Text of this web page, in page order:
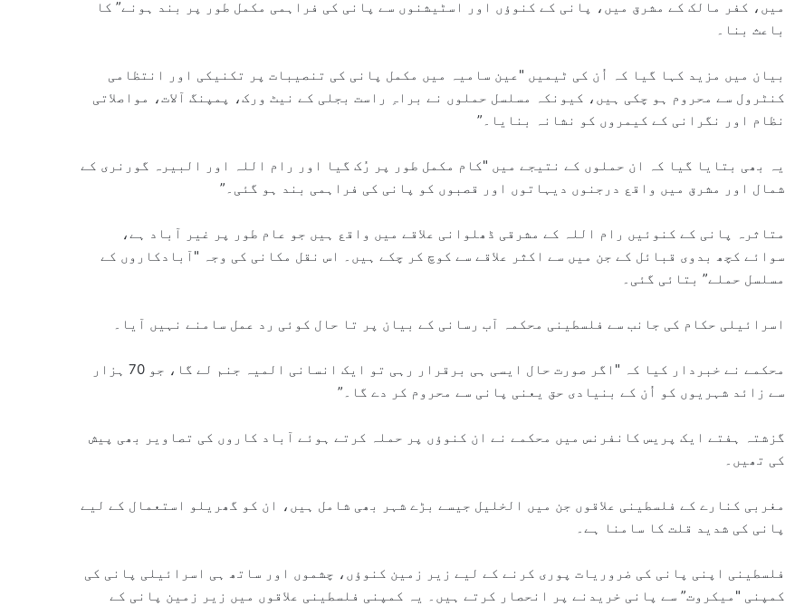
میں، کفر مالک کے مشرق میں، پانی کے کنوؤں اور اسٹیشنوں سے پانی کی فراہمی مکمل طور پر بند ہونے” کا
باعث بنا۔
بیان میں مزید کہا گیا کہ اُن کی ٹیمیں "عین سامیہ میں مکمل پانی کی تنصیبات پر تکنیکی اور انتظامی
کنٹرول سے محروم ہو چکی ہیں، کیونکہ مسلسل حملوں نے براہِ راست بجلی کے نیٹ ورک، پمپنگ آلات، مواصلاتی
نظام اور نگرانی کے کیمروں کو نشانہ بنایا۔”
یہ بھی بتایا گیا کہ ان حملوں کے نتیجے میں "کام مکمل طور پر رُک گیا اور رام اللہ اور البیرہ گورنری کے
شمال اور مشرق میں واقع درجنوں دیہاتوں اور قصبوں کو پانی کی فراہمی بند ہو گئی۔”
متاثرہ پانی کے کنوئیں رام اللہ کے مشرقی ڈھلوانی علاقے میں واقع ہیں جو عام طور پر غیر آباد ہے،
سوائے کچھ بدوی قبائل کے جن میں سے اکثر علاقے سے کوچ کر چکے ہیں۔ اس نقل مکانی کی وجہ "آبادکاروں کے
مسلسل حملے” بتائی گئی۔
اسرائیلی حکام کی جانب سے فلسطینی محکمہ آب رسانی کے بیان پر تا حال کوئی رد عمل سامنے نہیں آیا۔
محکمے نے خبردار کیا کہ "اگر صورت حال ایسی ہی برقرار رہی تو ایک انسانی المیہ جنم لے گا، جو 70 ہزار
سے زائد شہریوں کو اُن کے بنیادی حق یعنی پانی سے محروم کر دے گا۔”
گزشتہ ہفتے ایک پریس کانفرنس میں محکمے نے ان کنوؤں پر حملہ کرتے ہوئے آباد کاروں کی تصاویر بھی پیش
کی تھیں۔
مغربی کنارے کے فلسطینی علاقوں جن میں الخلیل جیسے بڑے شہر بھی شامل ہیں، ان کو گھریلو استعمال کے لیے
پانی کی شدید قلت کا سامنا ہے۔
فلسطینی اپنی پانی کی ضروریات پوری کرنے کے لیے زیر زمین کنوؤں، چشموں اور ساتھ ہی اسرائیلی پانی کی
کمپنی "میکروت” سے پانی خریدنے پر انحصار کرتے ہیں۔ یہ کمپنی فلسطینی علاقوں میں زیر زمین پانی کے